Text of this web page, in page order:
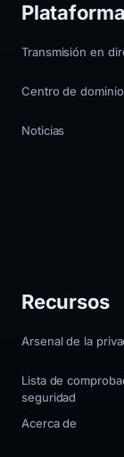
Plataforma
Transmisión en
Centro de
Noticias
Recursos
Arsenal de la
Lista de
seguridad
Acerca de